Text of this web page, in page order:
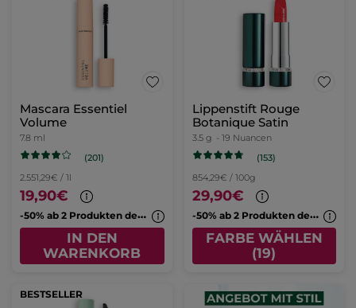
Mascara Essentiel
Volume
7.8 ml
(201)
2.551,29€ / 1l
19,90€
-
50% ab 2 Produkten deiner Wahl
IN DEN
WARENKORB
Lippenstift Rouge
Botanique Satin
3.5 g - 19 Nuancen
(153)
854,29€ / 100g
29,90€
-
50% ab 2 Produkten deiner Wahl
FARBE WÄHLEN
(19)
BESTSELLER